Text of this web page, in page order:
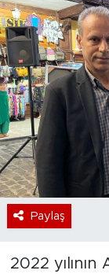
Paylaş
2022 yılının
Magazin
Dünya
Sektör